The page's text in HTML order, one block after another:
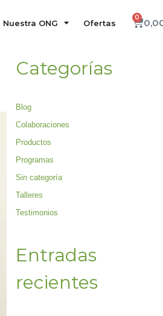
Nuestra ONG Ofertas
0
Categorías
Blog
Colaboraciones
Productos
Programas
Sin categoría
Talleres
Testimonios
Entradas
recientes